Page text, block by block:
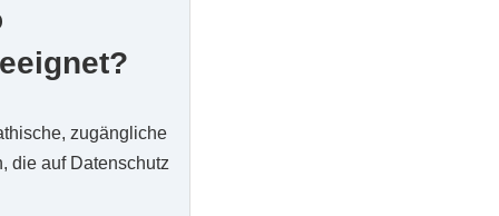
zugängliche
die auf Datenschutz